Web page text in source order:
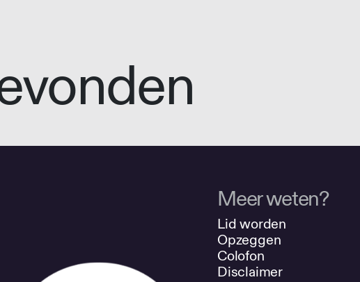
Meer weten?
Lid worden
Opzeggen
Colofon
Disclaimer